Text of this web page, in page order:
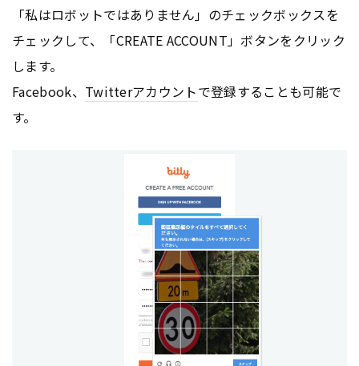
「私はロボットではありません」のチェックボックスを
チェックして、「CREATE ACCOUNT」ボタンをクリック
します。
Facebook、 Twitterアカウントで登録することも可能で
す。